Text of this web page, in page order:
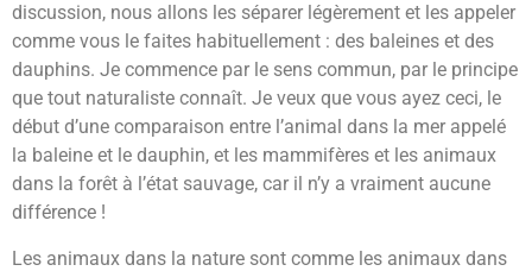
discussion, nous allons les séparer légèrement et les appeler
comme vous le faites habituellement : des baleines et des
dauphins. Je commence par le sens commun, par le principe
que tout naturaliste connaît. Je veux que vous ayez ceci, le
début d’une comparaison entre l’animal dans la mer appelé
la baleine et le dauphin, et les mammifères et les animaux
dans la forêt à l’état sauvage, car il n’y a vraiment aucune
différence !
Les animaux dans la nature sont comme les animaux dans